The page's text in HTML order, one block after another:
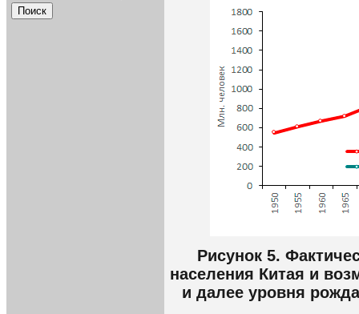
Рисунок 5.
населения Китая и
и далее уровня